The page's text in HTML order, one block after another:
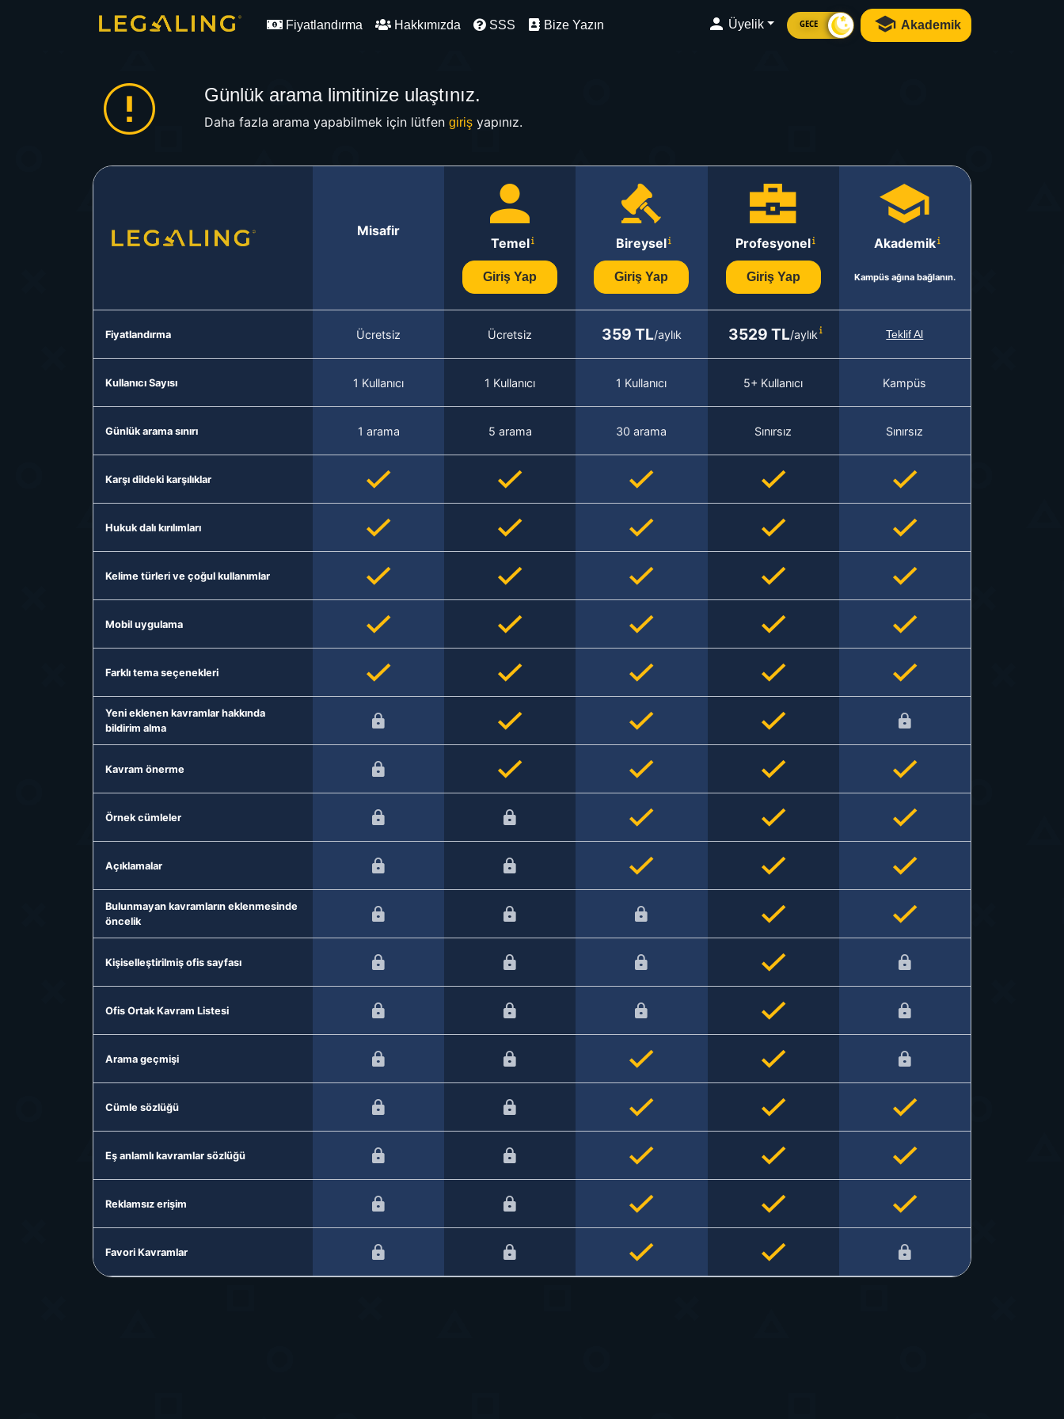
Fiyatlandırma Hakkımızda SSS Bize Yazın Üyelik GECE Akademik
Günlük arama limitinize ulaştınız.
Daha fazla arama yapabilmek için lütfen girişyapınız.
Misafir
Temel
Giriş Yap
Bireysel
Giriş Yap
Profesyonel
Giriş Yap
Akademik
Kampüs ağına bağlanın.
Fiyatlandırma Ücretsiz Ücretsiz 359 TL/aylık 3529 TL/aylık Teklif Al
Kullanıcı Sayısı 1 Kullanıcı 1 Kullanıcı 1 Kullanıcı 5+ Kullanıcı Kampüs
Günlük arama sınırı 1 arama 5 arama 30 arama Sınırsız Sınırsız
Karşı dildeki karşılıklar
Hukuk dalı kırılımları
Kelime türleri ve çoğul kullanımlar
Mobil uygulama
Farklı tema seçenekleri
Yeni eklenen kavramlar hakkında
bildirim alma
Kavram önerme
Örnek cümleler
Açıklamalar
Bulunmayan kavramların eklenmesinde
öncelik
Kişiselleştirilmiş ofis sayfası
Ofis Ortak Kavram Listesi
Arama geçmişi
Cümle sözlüğü
Eş anlamlı kavramlar sözlüğü
Reklamsız erişim
Favori Kavramlar